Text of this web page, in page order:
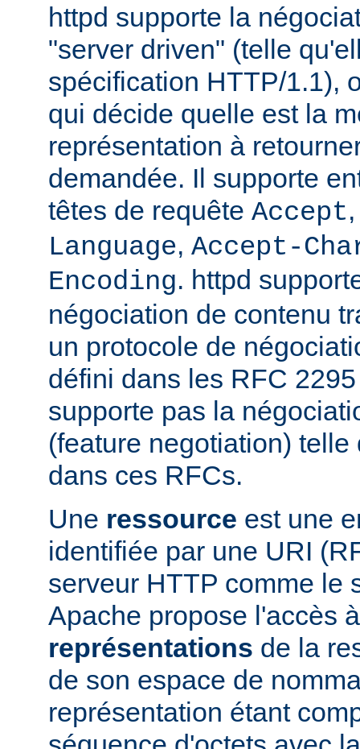
httpd supporte la
"server driven" (telle
spécification HTTP/1.1),
qui décide quelle est la
représentation à
demandée. Il supporte
têtes de requête Accept
Language, Accept-
Encoding. httpd
négociation de contenu
un protocole de
défini dans les RFC
supporte pas la
(feature negotiation)
dans ces RFCs.
Une ressource est une
identifiée par une URI
serveur HTTP comme le
Apache propose l'accès
représentations de la
de son espace de
représentation étant